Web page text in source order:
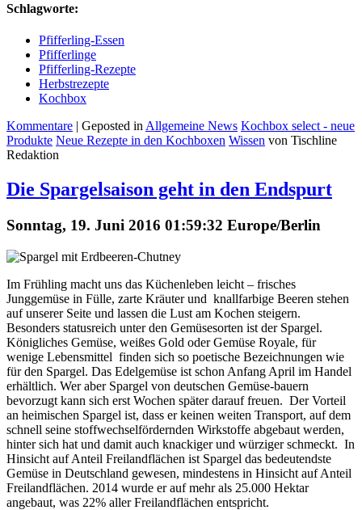
Schlagworte:
Pfifferling-Essen
Pfifferlinge
Pfifferling-Rezepte
Herbstrezepte
Kochbox
Kommentare | Geposted in Allgemeine News Kochbox select - neue
Produkte Neue Rezepte in den Kochboxen Wissen von Tischline
Redaktion
Die Spargelsaison geht in den Endspurt
Sonntag, 19. Juni 2016 01:59:32 Europe/Berlin
Im Frühling macht uns das Küchenleben leicht – frisches
Junggemüse in Fülle, zarte Kräuter und knallfarbige Beeren stehen
auf unserer Seite und lassen die Lust am Kochen steigern.
Besonders statusreich unter den Gemüsesorten ist der Spargel.
Königliches Gemüse, weißes Gold oder Gemüse Royale, für
wenige Lebensmittel finden sich so poetische Bezeichnungen wie
für den Spargel. Das Edelgemüse ist schon Anfang April im Handel
erhältlich. Wer aber Spargel von deutschen Gemüse-bauern
bevorzugt kann sich erst Wochen später darauf freuen. Der Vorteil
an heimischen Spargel ist, dass er keinen weiten Transport, auf dem
schnell seine stoffwechselfördernden Wirkstoffe abgebaut werden,
hinter sich hat und damit auch knackiger und würziger schmeckt. In
Hinsicht auf Anteil Freilandflächen ist Spargel das bedeutendste
Gemüse in Deutschland gewesen, mindestens in Hinsicht auf Anteil
Freilandflächen. 2014 wurde er auf mehr als 25.000 Hektar
angebaut, was 22% aller Freilandflächen entspricht.